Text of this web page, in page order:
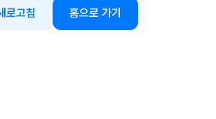
로고침 홈으로 가기